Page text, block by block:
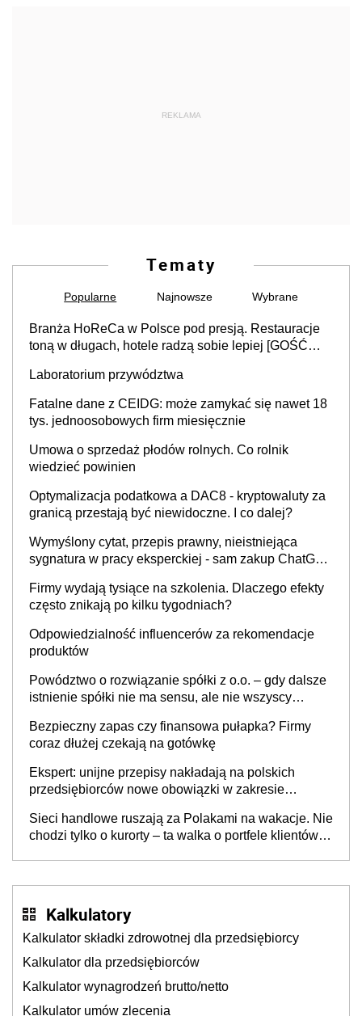
REKLAMA
Tematy
Popularne Najnowsze Wybrane
Branża HoReCa w Polsce pod presją. Restauracje
toną w długach, hotele radzą sobie lepiej [GOŚĆ
Laboratorium przywództwa
Fatalne dane z CEIDG: może zamykać się nawet 18
tys. jednoosobowych firm miesięcznie
Umowa o sprzedaż płodów rolnych. Co rolnik
wiedzieć powinien
Optymalizacja podatkowa a DAC8 - kryptowaluty za
granicą przestają być niewidoczne. I co dalej?
Wymyślony cytat, przepis prawny, nieistniejąca
sygnatura w pracy eksperckiej - sam zakup ChatGPT
Firmy wydają tysiące na szkolenia. Dlaczego efekty
często znikają po kilku tygodniach?
Odpowiedzialność influencerów za rekomendacje
produktów
Powództwo o rozwiązanie spółki z o.o. – gdy dalsze
istnienie spółki nie ma sensu, ale nie wszyscy
Bezpieczny zapas czy finansowa pułapka? Firmy
coraz dłużej czekają na gotówkę
Ekspert: unijne przepisy nakładają na polskich
przedsiębiorców nowe obowiązki w zakresie
Sieci handlowe ruszają za Polakami na wakacje. Nie
chodzi tylko o kurorty – ta walka o portfele klientów
Kalkulatory
Kalkulator składki zdrowotnej dla przedsiębiorcy
Kalkulator dla przedsiębiorców
Kalkulator wynagrodzeń brutto/netto
Kalkulator umów zlecenia